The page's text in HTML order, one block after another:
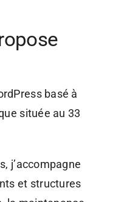
basé à
située au 33
j’accompagne
et structures